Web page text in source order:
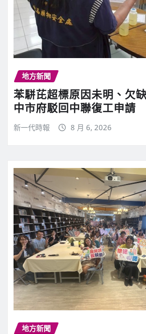
地方新聞
苯駢芘超標原因未明、欠
中市府駁回中聯復工申請
新一代時報 8 月 6, 2026
地方新聞